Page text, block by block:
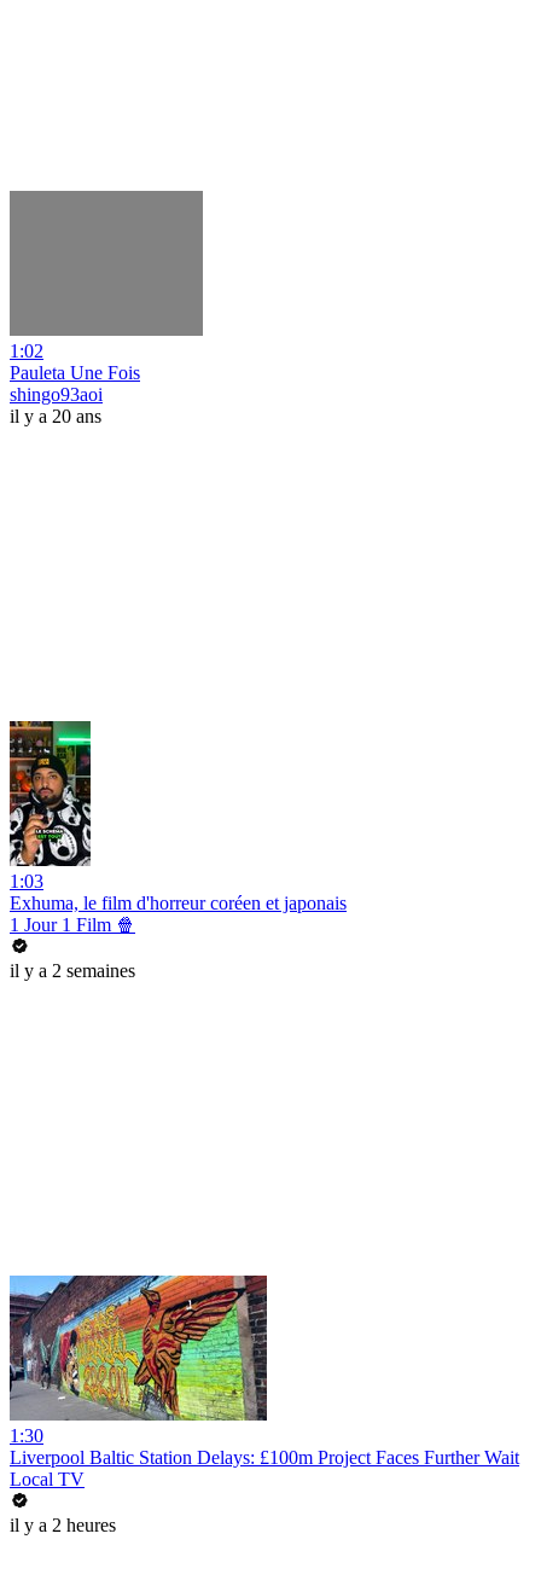
1:02
Pauleta Une Fois
shingo93aoi
il y a 20 ans
1:03
Exhuma, le film d'horreur coréen et japonais
1 Jour 1 Film 🍿
il y a 2 semaines
1:30
Liverpool Baltic Station Delays: £100m Project Faces Further Wait
Local TV
il y a 2 heures